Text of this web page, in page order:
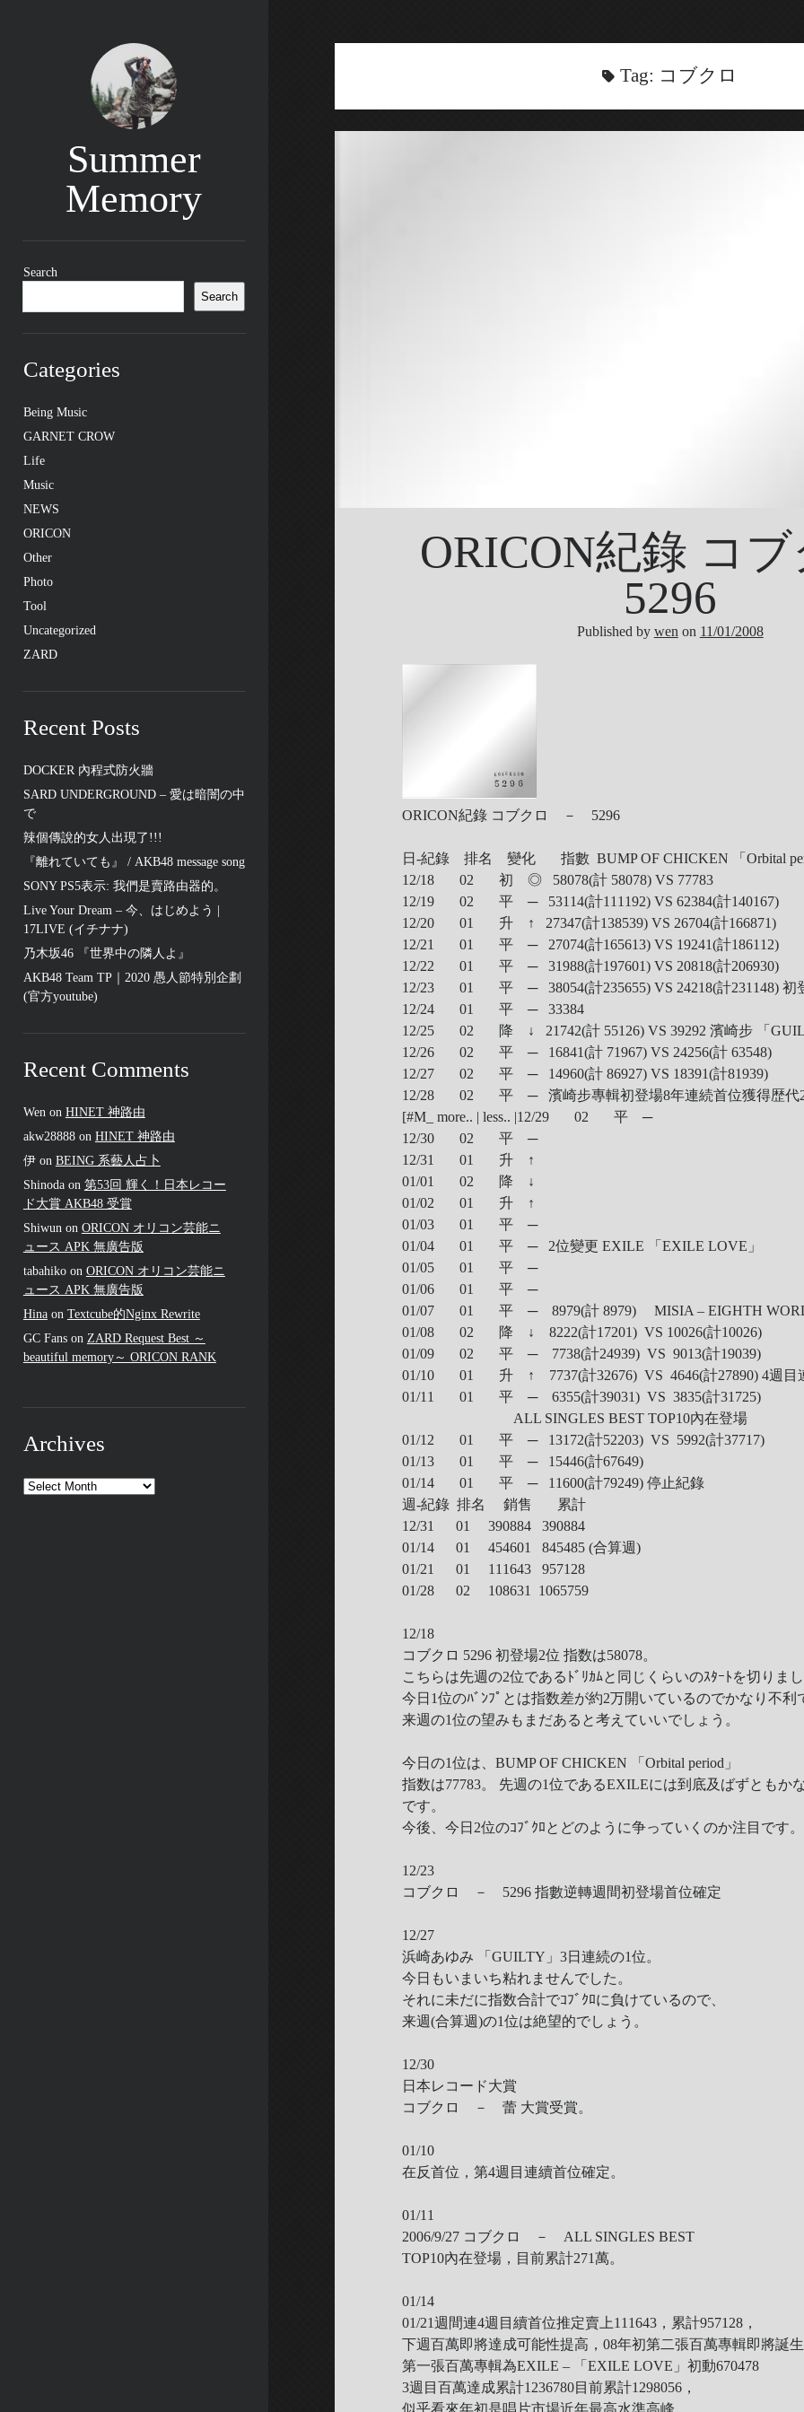
Summer
Memory
Search
Search
Categories
Being Music
GARNET CROW
Life
Music
NEWS
ORICON
Other
Photo
Tool
Uncategorized
ZARD
Recent Posts
DOCKER 內程式防火牆
SARD UNDERGROUND – 愛は暗闇の中
で
辣個傳說的女人出現了!!!
『離れていても』 / AKB48 message song
SONY PS5表示: 我們是賣路由器的。
Live Your Dream – 今、はじめよう |
17LIVE (イチナナ)
乃木坂46 『世界中の隣人よ』
AKB48 Team TP｜2020 愚人節特別企劃
(官方youtube)
Recent Comments
Wenon HINET 神路由
akw28888on HINET 神路由
伊on BEING 系藝人占卜
Shinodaon 第53回 輝く！日本レコー
ド大賞 AKB48 受賞
Shiwunon ORICON オリコン芸能ニ
ュース APK 無廣告版
tabahikoon ORICON オリコン芸能ニ
ュース APK 無廣告版
Hinaon Textcube的Nginx Rewrite
GC Fanson ZARD Request Best ～
beautiful memory～ ORICON RANK
Archives
Archives
Tag: コブクロ
ORICON紀錄 コ
5296
Published by wen on 11/01/2008
ORICON紀錄 コブクロ － 5296
日-紀錄 排名 變化 指數 BUMP OF CHICKEN 「Orbital
12/18 02 初 ◎ 58078(計 58078) VS 77783
12/19 02 平 ─ 53114(計111192) VS 62384(計140167)
12/20 01 升 ↑ 27347(計138539) VS 26704(計166871)
12/21 01 平 ─ 27074(計165613) VS 19241(計186112)
12/22 01 平 ─ 31988(計197601) VS 20818(計206930)
12/23 01 平 ─ 38054(計235655) VS 24218(計231148) 初
12/24 01 平 ─ 33384
12/25 02 降 ↓ 21742(計 55126) VS 39292 濱崎步 「
12/26 02 平 ─ 16841(計 71967) VS 24256(計 63548)
12/27 02 平 ─ 14960(計 86927) VS 18391(計81939)
12/28 02 平 ─ 濱崎步專輯初登場8年連続首位獲得歴代2
[#M_ more.. | less.. |12/29 02 平 ─
12/30 02 平 ─
12/31 01 升 ↑
01/01 02 降 ↓
01/02 01 升 ↑
01/03 01 平 ─
01/04 01 平 ─ 2位變更 EXILE 「EXILE LOVE」
01/05 01 平 ─
01/06 01 平 ─
01/07 01 平 ─ 8979(計 8979) MISIA – EIGHTH
01/08 02 降 ↓ 8222(計17201) VS 10026(計10026)
01/09 02 平 ─ 7738(計24939) VS 9013(計19039)
01/10 01 升 ↑ 7737(計32676) VS 4646(計27890) 4週目
01/11 01 平 ─ 6355(計39031) VS 3835(計31725)
ALL SINGLES BEST TOP10內在登場
01/12 01 平 ─ 13172(計52203) VS 5992(計37717)
01/13 01 平 ─ 15446(計67649)
01/14 01 平 ─ 11600(計79249)停止紀錄
週-紀錄 排名 銷售 累計
12/31 01 390884 390884
01/14 01 454601 845485 (合算週)
01/21 01 111643 957128
01/28 02 108631 1065759
12/18
コブクロ 5296 初登場2位 指数は58078。
こちらは先週の2位であるﾄﾞﾘｶﾑと同じくらいのｽﾀｰﾄを切りま
今日1位のﾊﾞﾝﾌﾟとは指数差が約2万開いているのでかなり不利
来週の1位の望みもまだあると考えていいでしょう。
今日の1位は、BUMP OF CHICKEN 「Orbital period」
指数は77783。 先週の1位であるEXILEには到底及ばずともか
です。
今後、今日2位のｺﾌﾞｸﾛとどのように争っていくのか注目です。
12/23
コブクロ － 5296 指數逆轉週間初登場首位確定
12/27
浜崎あゆみ 「GUILTY」3日連続の1位。
今日もいまいち粘れませんでした。
それに未だに指数合計でｺﾌﾞｸﾛに負けているので、
来週(合算週)の1位は絶望的でしょう。
12/30
日本レコード大賞
コブクロ － 蕾 大賞受賞。
01/10
在反首位，第4週目連續首位確定。
01/11
2006/9/27 コブクロ － ALL SINGLES BEST
TOP10內在登場，目前累計271萬。
01/14
01/21週間連4週目續首位推定賣上111643，累計957128，
下週百萬即將達成可能性提高，08年初第二張百萬專輯即將誕
第一張百萬專輯為EXILE – 「EXILE LOVE」初動670478
3週目百萬達成累計1236780目前累計1298056，
似乎看來年初是唱片市場近年最高水準高峰，